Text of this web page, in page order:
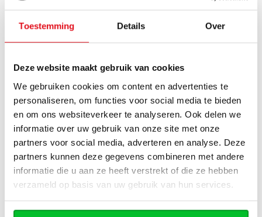
Toestemming Details Over
Deze website maakt gebruik van cookies
We gebruiken cookies om content en advertenties te
personaliseren, om functies voor social media te bieden
en om ons websiteverkeer te analyseren. Ook delen we
informatie over uw gebruik van onze site met onze
partners voor social media, adverteren en analyse. Deze
partners kunnen deze gegevens combineren met andere
informatie die u aan ze heeft verstrekt of die ze hebben
verzameld op basis van uw gebruik van hun services.
J'ai une installation de pompe à chaleur
(hybride), puis-je utiliser tous les
radiateurs du site ?
Puis-je utiliser tous les radiateurs du site
urbain ?
Un radiateur panneau fonctionne-t-il à
40°C ?
Avez-vous une question à propos de se produit.